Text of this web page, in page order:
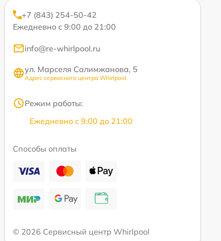
+7 (843) 254-50-42
Ежедневно с 9:00 до 21:00
info@re-whirlpool.ru
ул. Марселя Салимжанова, 5
Адрес сервисного центра Whirlpool
Режим работы:
Ежедневно с 9:00 до 21:00
Способы оплаты
© 2026 Сервисный центр Whirlpool